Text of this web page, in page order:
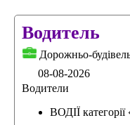
Водитель
Дорожньо-
08-08-2026
Водители
ВОДІЇ